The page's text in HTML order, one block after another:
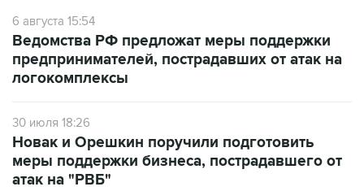
6 августа 15:54
Ведомства РФ предложат меры поддержки
предпринимателей, пострадавших от атак на
логокомплексы
30 июля 18:26
Новак и Орешкин поручили подготовить
меры поддержки бизнеса, пострадавшего от
атак на "РВБ"